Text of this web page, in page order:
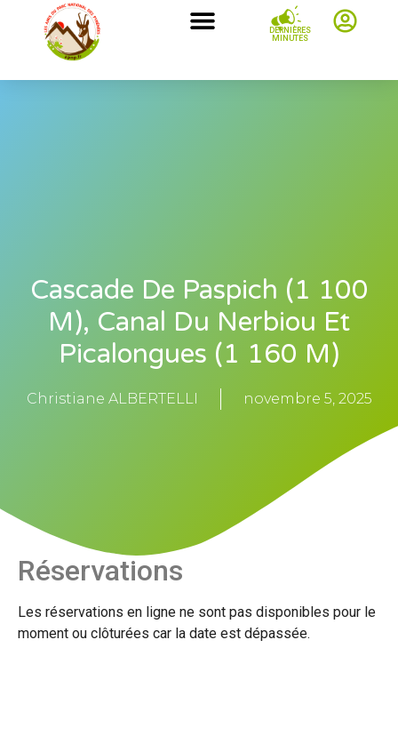
DERNIÈRES
MINUTES
Cascade De Paspich (1 100
M), Canal Du Nerbiou Et
Picalongues (1 160 M)
Christiane ALBERTELLI novembre 5, 2025
Réservations
Les réservations en ligne ne sont pas disponibles pour le
moment ou clôturées car la date est dépassée.